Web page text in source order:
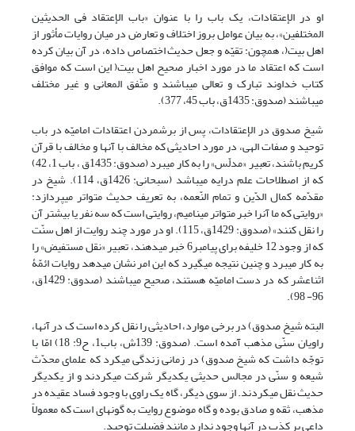
او در الإعتقادات، یک باب را با عنوان «باب الإعتقاد فی الحدیثین
المختلفین»، به بیان عوامل بروز اختلاف و تعارض در میان روایات مأثور از
اهل بیت(، همچون: تقیّه و جعل حدیث اختصاص داده، در آن بیان کرده
است که اعتقاد ما در مورد اخبار صحیح اهل بیت( این است که موافق
کتاب خداوند تبارک و تعالی می‏باشند و متّفق المعانی و غیر مختلف
می‎باشند (صدوق: 1435ق، باب 45، 377).
شیخ صدوق در الإعتقادات، پس از برشمردن اعتقادات امامیّه در باب
توحید و صفات الهی، در مورد احادیثی که مخالف با آن‏ها و مخالف با قرآن
کریم باشند، تعبیر «مدلّس» را به کار می‏برد (صدوق: 1435ق ، باب 1، 42)
که از اصطلاحات علم درایه می‏باشد (سبحانی: 1426ق، 114). شیخ در
مقدّمه کمال الدّین و تمام النّعمه، به تعریف حدیث متواتر می‏پردازد:
«روایتی که ما آن‏را خبر متواتر می‏نامیم، روایتی است که سه نفر یا بیشتر آن
را نقل کنند» (صدوق: 1429ق، 115). او در مورد چند روایت از اهل سنّت
که از وجود 12 خلیفه برای پیامبر6 خبر می‏دهند، تعبیر «نقل مستفیض» را
به کار می‎برد و چنین نتیجه می‏گیرد که این امر نشان می‏دهد روایات ائمّۀ
اثناعشر که در دست امامیّه هستند، صحیح می‏باشند (صدوق: 1429ق،
96- 98).
البته شیخ صدوق) در برخی موارد، احادیثی را نقل کرده است ک در آن‎ها،
راویان سنّی مذهب آمده است. (صدوق: 139ش، باب1، ح9: 18) امّا با
توجّه داشت که شیخ صدوق) در زمانی زندگی می‏کرد که علمای محدّث
شیعه و سنّی در مجالس حدیثی یکدیگر شرکت می‏کردند و از یکدیگر
حدیث نقل می‎کردند. از سوی دیگر، گاه یک راوی با وجود فساد عقیده در
مذهب، ثقه و صادق بوده و گاه موضوع روایت به گونه‎ای است که معمولاً
داعی بر کذب در آن‏ها وجود ندارد مانند فضیلت توحید.